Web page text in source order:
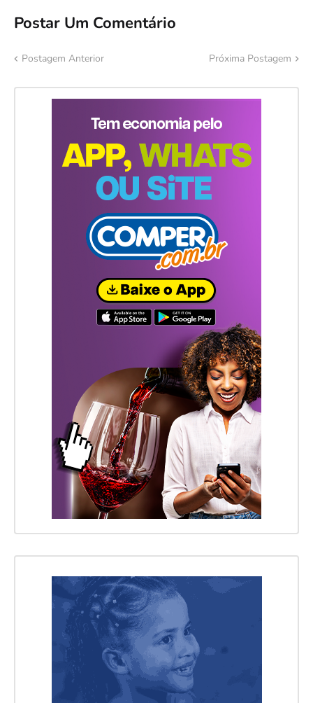
Postar Um Comentário
Postagem Anterior Próxima Postagem